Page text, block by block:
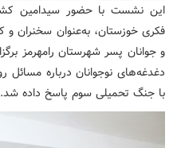
این نشست با حضور سیدامین
فکری خوزستان، به‌عنوان سخنران و
و جوانان پسر شهرستان رامهرمز
دغدغه‌های نوجوانان درباره
با جنگ تحمیلی سوم پاسخ داده شد.